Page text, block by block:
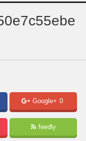
Google+ 0
feedly